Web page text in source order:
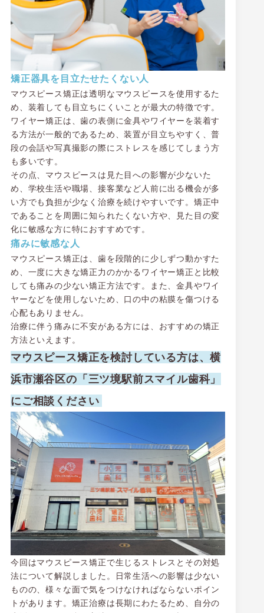
矯正器具を目立たせたくない人
マウスピース矯正は透明なマウスピースを使用するた
め、装着しても目立ちにくいことが最大の特徴です。
ワイヤー矯正は、歯の表側に金具やワイヤーを装着す
る方法が一般的であるため、装置が目立ちやすく、普
段の会話や写真撮影の際にストレスを感じてしまう方
も多いです。
その点、マウスピースは見た目への影響が少ないた
め、学校生活や職場、接客業など人前に出る機会が多
い方でも負担が少なく治療を続けやすいです。矯正中
であることを周囲に知られたくない方や、見た目の変
化に敏感な方に特におすすめです。
痛みに敏感な人
マウスピース矯正は、歯を段階的に少しずつ動かすた
め、一度に大きな矯正力のかかるワイヤー矯正と比較
しても痛みの少ない矯正方法です。また、金具やワイ
ヤーなどを使用しないため、口の中の粘膜を傷つける
心配もありません。
治療に伴う痛みに不安がある方には、おすすめの矯正
方法といえます。
マウスピース矯正を検討している方は、横
浜市瀬谷区の「三ツ境駅前スマイル歯科」
にご相談ください
今回はマウスピース矯正で生じるストレスとその対処
法について解説しました。日常生活への影響は少ない
ものの、様々な面で気をつけなければならないポイン
トがあります。矯正治療は長期にわたるため、自分の